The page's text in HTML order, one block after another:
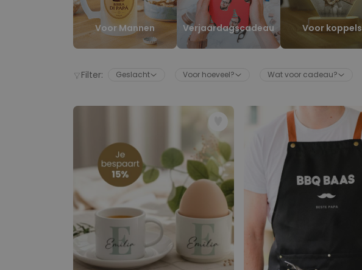
Voor Mannen Verjaardagscadeau Voor koppels
Filter: Geslacht Voor hoeveel? Wat voor cadeau?